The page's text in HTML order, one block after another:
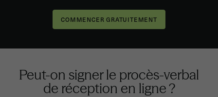
Peut-on signer le procès-verbal
de réception en ligne ?